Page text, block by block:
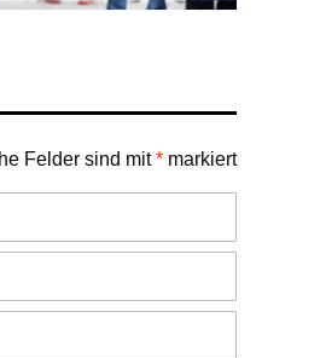
Felder sind mit* markiert